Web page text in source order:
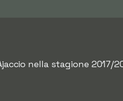
nella stagione 2017/